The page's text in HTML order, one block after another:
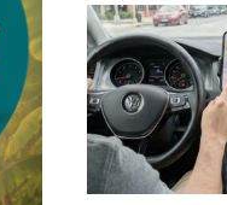
LATEST NEWS